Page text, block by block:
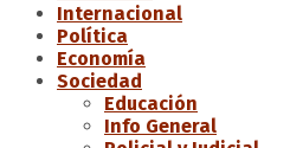
Internacional
Política
Economía
Sociedad
Educación
Info General